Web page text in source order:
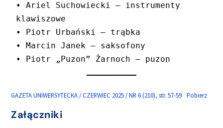
• Ariel Suchowiecki ‒ instrumenty
klawiszowe
• Piotr Urbański ‒ trąbka
• Marcin Janek ‒ saksofony
• Piotr „Puzon” Żarnoch ‒ puzon
GAZETA UNIWERSYTECKA / CZERWIEC 2025 / NR 6 (210), str. 57-59 Pobierz
Załączniki